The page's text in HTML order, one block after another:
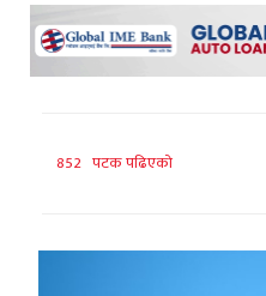
852 पटक पढिएको